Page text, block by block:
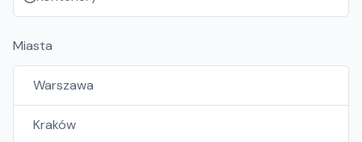
Miasta
Warszawa
Kraków